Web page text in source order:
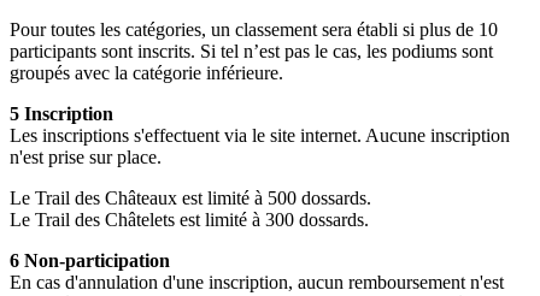
Pour toutes les catégories, un classement sera établi si plus de 10
participants sont inscrits. Si tel n’est pas le cas, les podiums sont
groupés avec la catégorie inférieure.
5 Inscription
Les inscriptions s'effectuent via le site internet. Aucune inscription
n'est prise sur place.
Le Trail des Châteaux est limité à 500 dossards.
Le Trail des Châtelets est limité à 300 dossards.
6 Non-participation
En cas d'annulation d'une inscription, aucun remboursement n'est